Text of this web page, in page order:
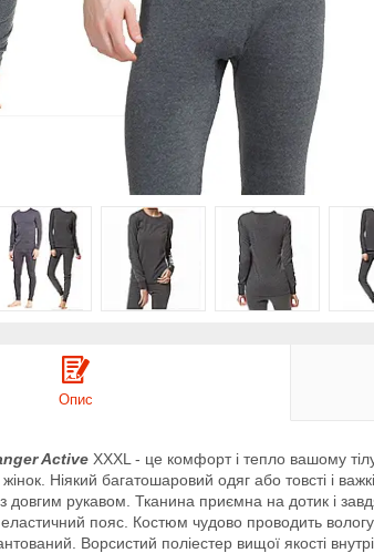
Опис
Active XXXL - це комфорт і тепло вашому
жінок. Ніякий багатошаровий одяг або товсті і
з довгим рукавом. Тканина приємна на дотик і
пояс. Костюм чудово проводить
Ворсистий поліестер вищої якості